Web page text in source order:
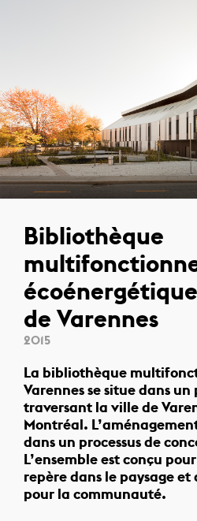
Bibliothèque
de Varennes
2015
La bibliothèque
Varennes se situe dans
traversant la ville de
Montréal.
dans un processus de
L’ensemble est conçu
repère dans le paysage et
pour la communauté.